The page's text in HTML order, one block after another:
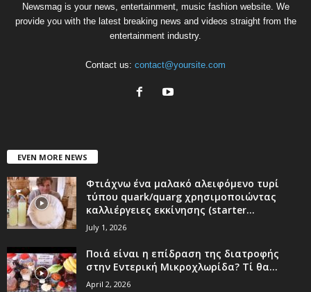
Newsmag is your news, entertainment, music fashion website. We
provide you with the latest breaking news and videos straight from the
entertainment industry.
Contact us: contact@yoursite.com
EVEN MORE NEWS
Φτιάχνω ένα μαλακό αλειφόμενο τυρί
τύπου quark/quarg χρησιμοποιώντας
καλλιέργειες εκκίνησης (starter...
July 1, 2026
Ποιά είναι η επίδραση της διατροφής
στην Εντερική Μικροχλωρίδα? Τί θα...
April 2, 2026